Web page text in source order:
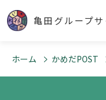
亀田グループサ
ホーム かめだPOST